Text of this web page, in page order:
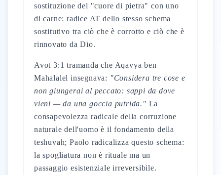
sostituzione del "cuore di pietra" con uno
di carne: radice AT dello stesso schema
sostitutivo tra ciò che è corrotto e ciò che è
rinnovato da Dio.
Avot 3:1 tramanda che Aqavya ben
Mahalalel insegnava: "Considera tre cose e
non giungerai al peccato: sappi da dove
vieni — da una goccia putrida." La
consapevolezza radicale della corruzione
naturale dell'uomo è il fondamento della
teshuvah; Paolo radicalizza questo schema:
la spogliatura non è rituale ma un
passaggio esistenziale irreversibile.